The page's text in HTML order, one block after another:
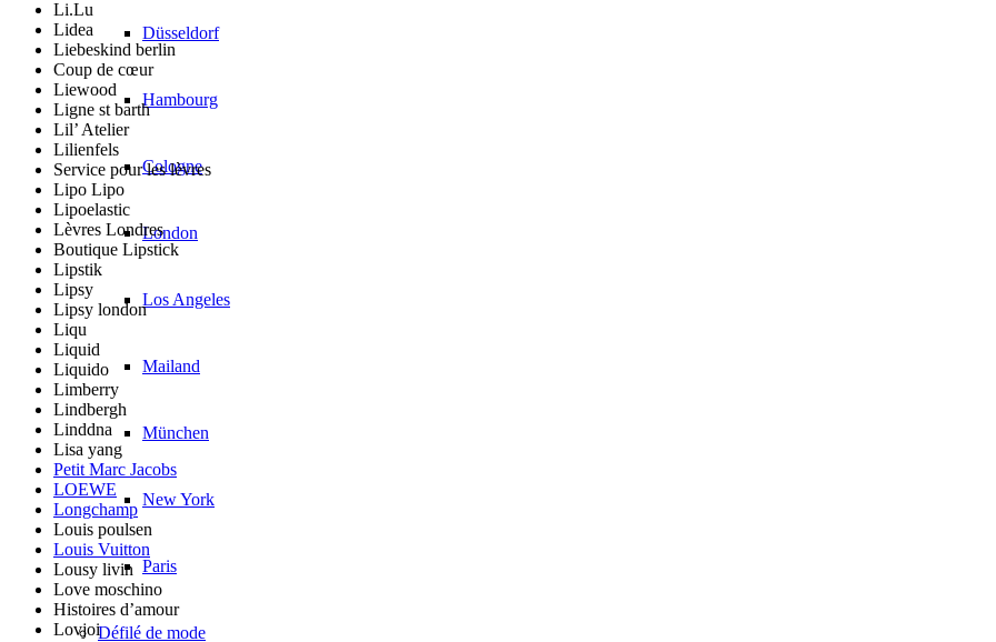
Düsseldorf
Hambourg
Cologne
London
Los Angeles
Mailand
München
New York
Paris
Défilé de mode
Li.Lu
Lidea
Liebeskind berlin
Coup de cœur
Liewood
Ligne st barth
Lil’ Atelier
Lilienfels
Service pour les lèvres
Lipo Lipo
Lipoelastic
Lèvres Londres
Boutique Lipstick
Lipstik
Lipsy
Lipsy london
Liqu
Liquid
Liquido
Limberry
Lindbergh
Linddna
Lisa yang
Petit Marc Jacobs
LOEWE
Longchamp
Louis poulsen
Louis Vuitton
Lousy livin
Love moschino
Histoires d’amour
Lovjoi